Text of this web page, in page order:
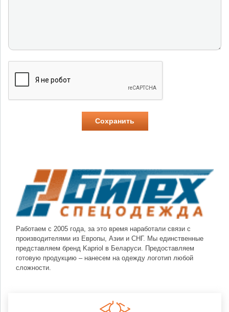
Работаем с 2005 года, за это время наработали связи с
производителями из Европы, Азии и СНГ. Мы единственные
представляем бренд Kapriol в Беларуси. Предоставляем
готовую продукцию – нанесем на одежду логотип любой
сложности.